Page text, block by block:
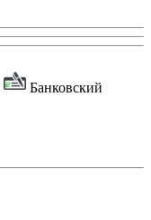
Банковский